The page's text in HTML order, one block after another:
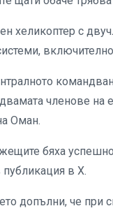
хеликоптер с
членове на
Оман.
бяха
публикация в X.
допълни, че при